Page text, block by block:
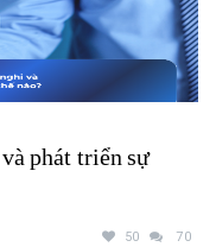
phát triển sự
50 70